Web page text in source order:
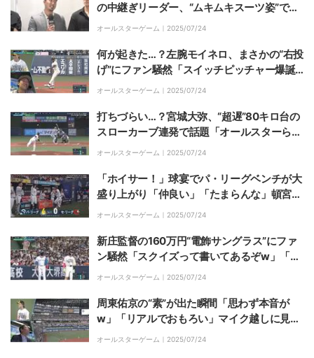
の中継ぎリーダー、“ムキムキスーツ姿”で渾
身ギャグ披露…オールスターで「爪痕残し
オールスターゲーム｜ 2025/07/24
何が起きた…？左腕モイネロ、まさかの“右投
げ”にファン騒然「スイッチピッチャー爆誕
w」「速いw」124キロを出した衝撃の瞬間
オールスターゲーム｜ 2025/07/24
打ちづらい…？宮城大弥、“超遅”80キロ台の
スローカーブ連発で話題「オールスターらし
いw」「でたw」強打者たちを翻弄した瞬間
オールスターゲーム｜ 2025/07/24
「ホイサー！」球宴でパ・リーグベンチが大
盛り上がり「仲良い」「たまらんな」頓宮裕
真の劇的3ランで球場大熱狂
オールスターゲーム｜ 2025/07/24
新庄監督の160万円“電飾サングラス”にファ
ン騒然「スクイズって書いてあるぞw」「く
っそわろたw」
オールスターゲーム｜ 2025/07/24
周東佑京の“素”が出た瞬間「思わず本音が
w」「リアルでおもろい」マイク越しに見せ
たリアクションが話題
オールスターゲーム｜ 2025/07/24